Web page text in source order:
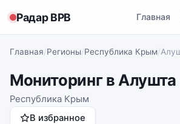
Радар ВРВ Главная
Главная/Регионы/Республика Крым/
Мониторинг в Алушта
Республика Крым
В избранное